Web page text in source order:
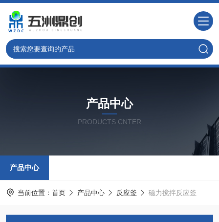
产品中心
PRODUCTS CNTER
产品中心
当前位置： 首页 产品中心 反应釜 磁力搅拌反应釜